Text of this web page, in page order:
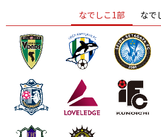
ニッパツ 名古屋
なでしこ1部 なで